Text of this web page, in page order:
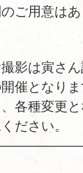
ご用意はあ
影は寅さ
催となりま
各種変更
ださい。